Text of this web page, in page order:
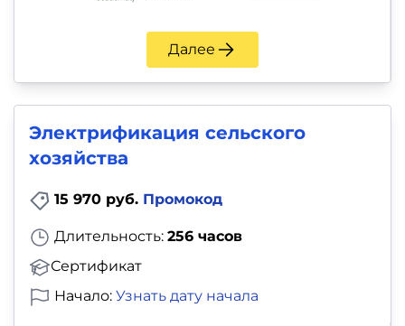
Далее
Электрификация сельского
хозяйства
15 970 руб. Промокод
Длительность: 256 часов
Сертификат
Начало: Узнать дату начала